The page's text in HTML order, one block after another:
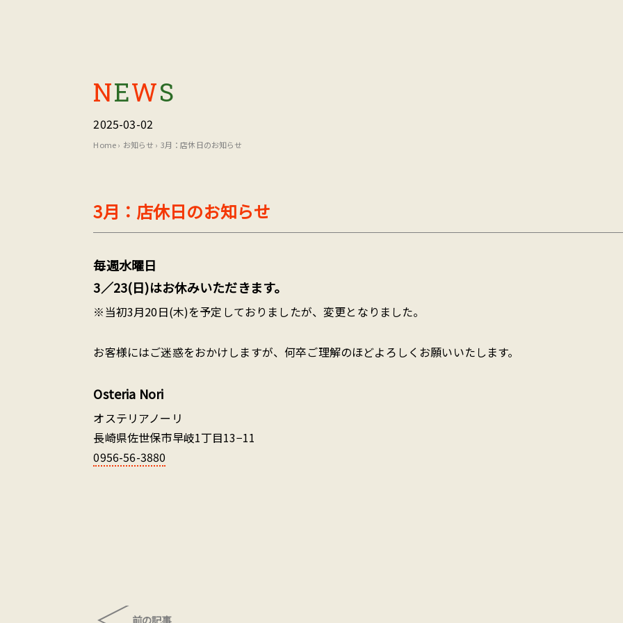
NEWS
2025-03-02
Home› お知らせ › 3月：店休日のお知らせ
3月：店休日のお知らせ
毎週水曜日
3／23(日)はお休みいただきます。
※当初3月20日(木)を予定しておりましたが、変更となりました。
お客様にはご迷惑をおかけしますが、何卒ご理解のほどよろしくお願いいたします。
Osteria Nori
オステリアノーリ
長崎県佐世保市早岐1丁目13−11
0956-56-3880
前の記事